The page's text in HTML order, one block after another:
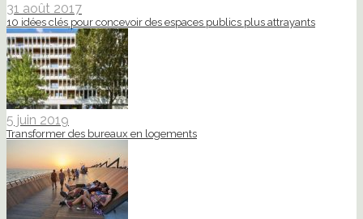
31 août 2017
10 idées clés pour concevoir des espaces publics plus attrayants
5 juin 2019
Transformer des bureaux en logements